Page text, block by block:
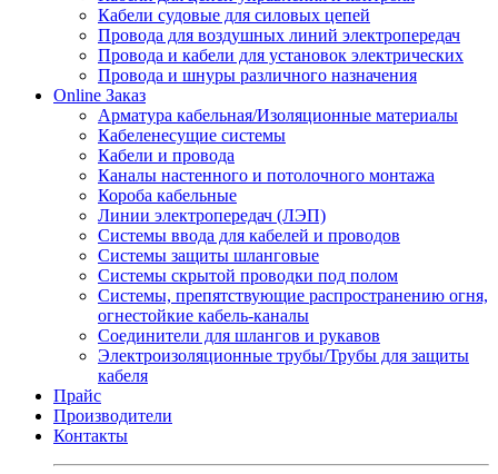
Кабели судовые для силовых цепей
Провода для воздушных линий электропередач
Провода и кабели для установок электрических
Провода и шнуры различного назначения
Online Заказ
Арматура кабельная/Изоляционные материалы
Кабеленесущие системы
Кабели и провода
Каналы настенного и потолочного монтажа
Короба кабельные
Линии электропередач (ЛЭП)
Системы ввода для кабелей и проводов
Системы защиты шланговые
Системы скрытой проводки под полом
Системы, препятствующие распространению огня,
огнестойкие кабель-каналы
Соединители для шлангов и рукавов
Электроизоляционные трубы/Трубы для защиты
кабеля
Прайс
Производители
Контакты